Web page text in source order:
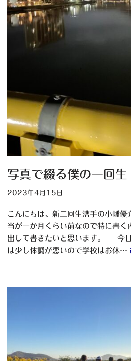
写真で綴る僕の一回生
2023年4月15日
こんにちは、新二回生漕手の小幡優
当が一か月くらい前なので特に書く
出して書きたいと思います。 今日
は少し体調が悪いので学校はお休…